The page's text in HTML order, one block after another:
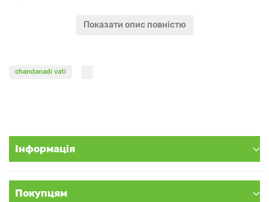
Цей препарат також може застосовуватись в лікуванні усіх
– Пієлонефрит, запалення нирок
– Вагинит, кольпіт, інфекції жіночих статевих органів
– Діабет
– Слабке травлення, диспепсія
Показати опис повністю
chandanadi vati
Інформація
Покупцям